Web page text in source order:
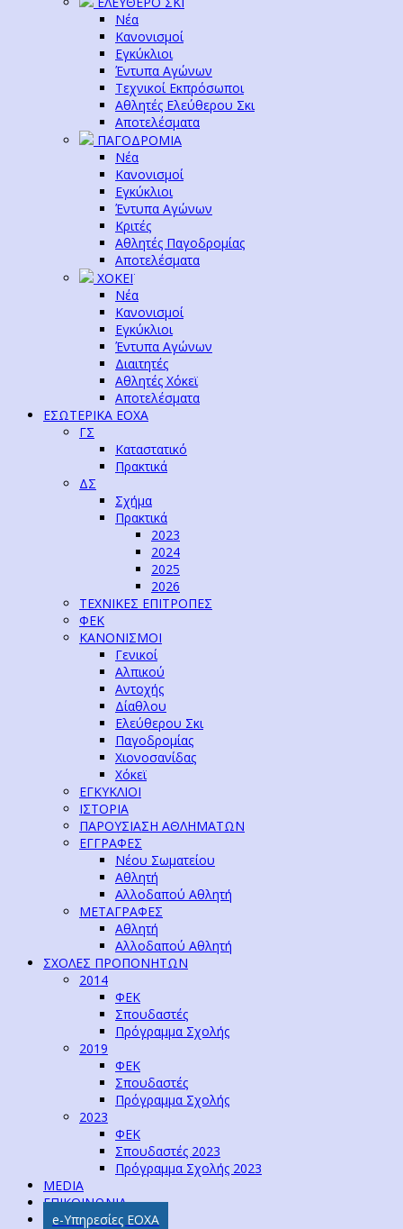
Νέα
Κανονισμοί
Εγκύκλιοι
Έντυπα Αγώνων
Τεχνικοί Εκπρόσωποι
Αθλητές Ελεύθερου Σκι
Αποτελέσματα
ΠΑΓΟΔΡΟΜΙΑ
Νέα
Κανονισμοί
Εγκύκλιοι
Έντυπα Αγώνων
Κριτές
Αθλητές Παγοδρομίας
Αποτελέσματα
ΧΟΚΕΪ
Νέα
Κανονισμοί
Εγκύκλιοι
Έντυπα Αγώνων
Διαιτητές
Αθλητές Χόκεϊ
Αποτελέσματα
ΕΣΩΤΕΡΙΚΑ ΕΟΧΑ
ΓΣ
Καταστατικό
Πρακτικά
ΔΣ
Σχήμα
Πρακτικά
2023
2024
2025
2026
ΤΕΧΝΙΚΕΣ ΕΠΙΤΡΟΠΕΣ
ΦΕΚ
ΚΑΝΟΝΙΣΜΟΙ
Γενικοί
Αλπικού
Αντοχής
Δίαθλου
Ελεύθερου Σκι
Παγοδρομίας
Χιονοσανίδας
Χόκεϊ
ΕΓΚΥΚΛΙΟΙ
ΙΣΤΟΡΙΑ
ΠΑΡΟΥΣΙΑΣΗ ΑΘΛΗΜΑΤΩΝ
ΕΓΓΡΑΦΕΣ
Νέου Σωματείου
Αθλητή
Αλλοδαπού Αθλητή
ΜΕΤΑΓΡΑΦΕΣ
Αθλητή
Αλλοδαπού Αθλητή
ΣΧΟΛΕΣ ΠΡΟΠΟΝΗΤΩΝ
2014
ΦΕΚ
Σπουδαστές
Πρόγραμμα Σχολής
2019
ΦΕΚ
Σπουδαστές
Πρόγραμμα Σχολής
2023
ΦΕΚ
Σπουδαστές 2023
Πρόγραμμα Σχολής 2023
MEDIA
ΕΠΙΚΟΙΝΩΝΙΑ
e-Υπηρεσίες ΕΟΧΑ